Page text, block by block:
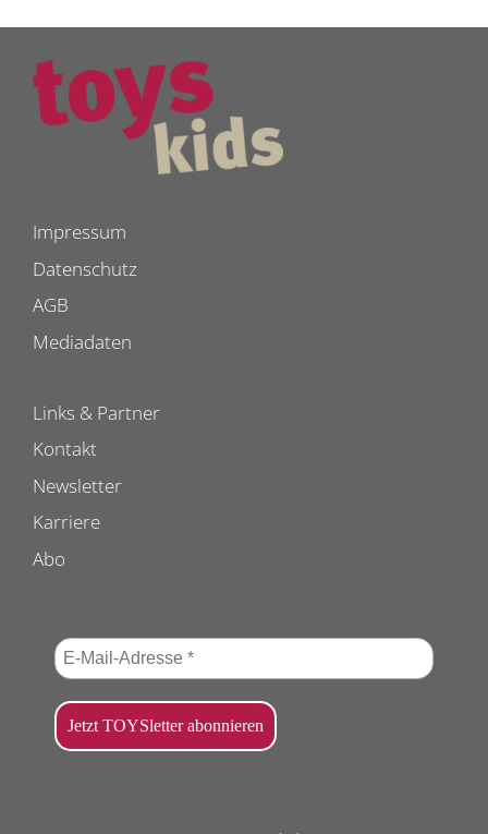
Impressum
Datenschutz
AGB
Mediadaten
Links & Partner
Kontakt
Newsletter
Karriere
Abo